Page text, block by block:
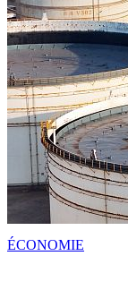
ÉCONOMIE